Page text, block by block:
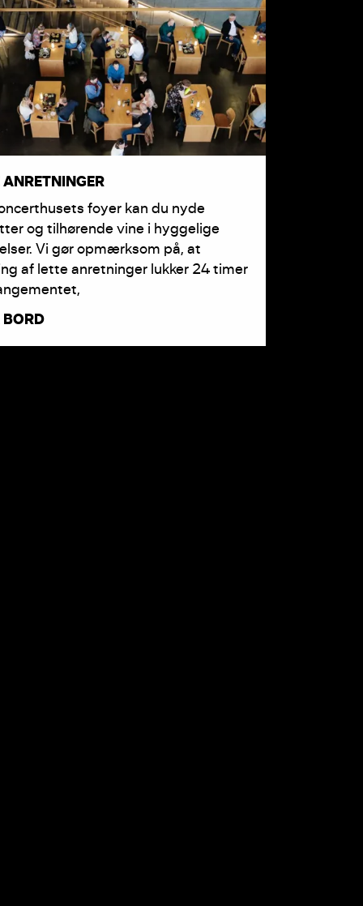
ANRETNINGER
foyer kan du nyde
og tilhørende vine i hyggelige
Vi gør opmærksom på, at
af lette anretninger lukker 24 timer